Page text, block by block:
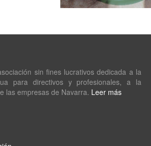
sin fines lucrativos dedicada a la
para directivos y profesionales, a la
las empresas de Navarra. Leer más